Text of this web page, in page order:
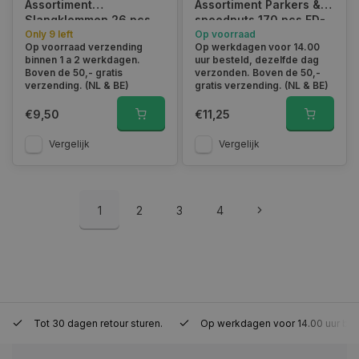
Assortiment
Slangklemmen 26 pcs
FD-1281
Only 9 left
Op voorraad verzending
binnen 1 a 2 werkdagen.
Boven de 50,- gratis
verzending. (NL & BE)
€9,50
Vergelijk
Assortiment Parkers &
speednuts 170 pcs FD-
6014
Op voorraad
Op werkdagen voor 14.00
uur besteld, dezelfde dag
verzonden. Boven de 50,-
gratis verzending. (NL & BE)
€11,25
Vergelijk
1 2 3 4
Tot 30 dagen retour sturen. Op werkdagen voor 14.00 uur
session_id www.autoklusser.nl
29
53
__cf_bm
Cloudflare Inc.
.webshopapp.com
29